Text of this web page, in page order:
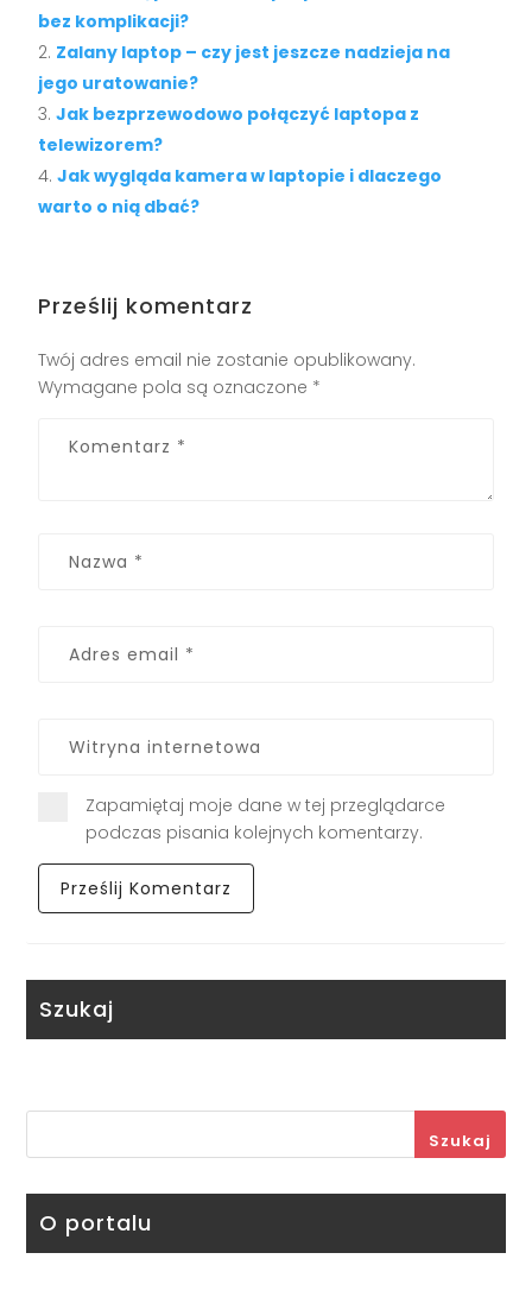
bez komplikacji?
Zalany laptop – czy jest jeszcze nadzieja na
jego uratowanie?
Jak bezprzewodowo połączyć laptopa z
telewizorem?
Jak wygląda kamera w laptopie i dlaczego
warto o nią dbać?
Prześlij komentarz
Twój adres email nie zostanie opublikowany.
Wymagane pola są oznaczone *
Zapamiętaj moje dane w tej przeglądarce
podczas pisania kolejnych komentarzy.
Szukaj
Szukaj
O portalu